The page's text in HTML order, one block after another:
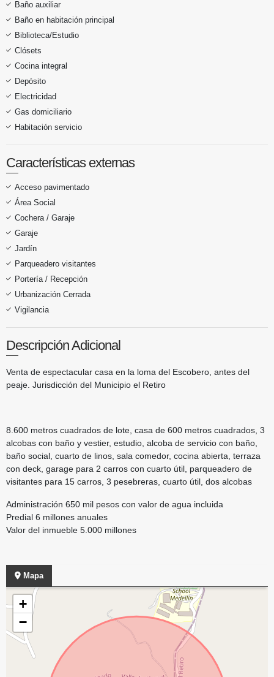
Baño auxiliar
Baño en habitación principal
Biblioteca/Estudio
Clósets
Cocina integral
Depósito
Electricidad
Gas domiciliario
Habitación servicio
Características externas
Acceso pavimentado
Área Social
Cochera / Garaje
Garaje
Jardín
Parqueadero visitantes
Portería / Recepción
Urbanización Cerrada
Vigilancia
Descripción Adicional
Venta de espectacular casa en la loma del Escobero, antes del
peaje. Jurisdicción del Municipio el Retiro
8.600 metros cuadrados de lote, casa de 600 metros cuadrados, 3
alcobas con baño y vestier, estudio, alcoba de servicio con baño,
baño social, cuarto de linos, sala comedor, cocina abierta, terraza
con deck, garage para 2 carros con cuarto útil, parqueadero de
visitantes para 15 carros, 3 pesebreras, cuarto útil, dos alcobas
Administración 650 mil pesos con valor de agua incluida
Predial 6 millones anuales
Valor del inmueble 5.000 millones
Mapa
+
−